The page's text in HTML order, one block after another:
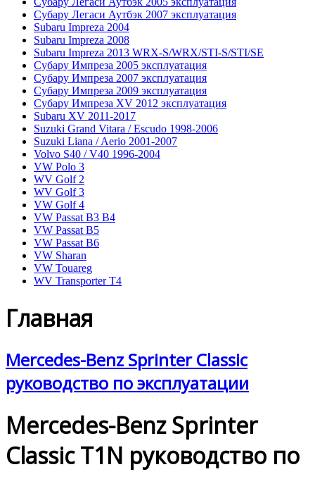
Субару Легаси Аутбэк 2007 эксплуатация
Subaru Impreza 2004
Subaru Impreza 2008
Subaru Impreza 2013 WRX-S/WRX/STI-S/STI/SE
Субару Импреза 2005 эксплуатация
Субару Импреза 2007 эксплуатация
Субару Импреза 2009 эксплуатация
Субару Импреза XV 2012 эксплуатация
Subaru XV 2011-2017
Suzuki Grand Vitara / Escudo 1998-2006
Suzuki Liana / Aerio 2001-2007
Volvo S40 / V40 1996-2004
VW Polo 3
WV Golf 2
WV Golf 3
VW Golf 4
VW Passat B3 B4
VW Passat B5
VW Passat B6
VW Sharan
VW Touareg
WV Transporter T4
Главная
Mercedes-Benz Sprinter Classic
руководство по эксплуатации
Mercedes-Benz Sprinter
Classic T1N руководство по